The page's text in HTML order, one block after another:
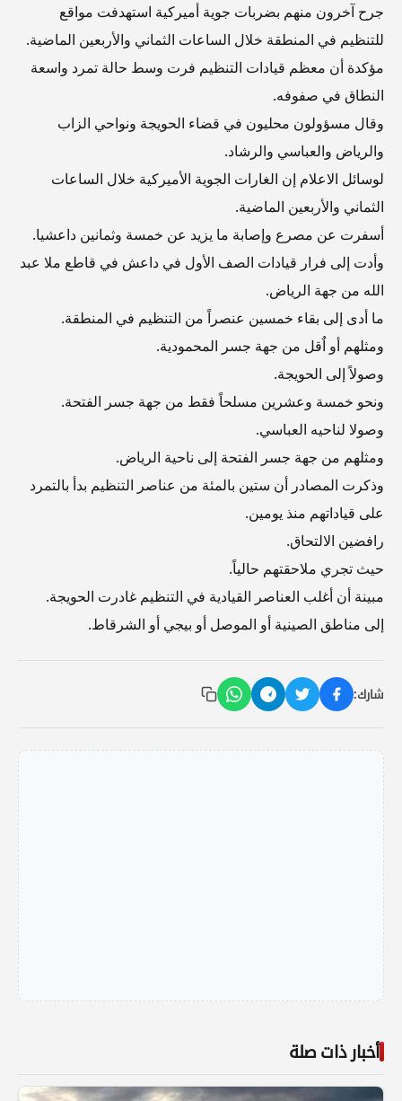
جرح آخرون منهم بضربات جوية أميركية استهدفت مواقع
للتنظيم في المنطقة خلال الساعات الثماني والأربعين الماضية.
مؤكدة أن معظم قيادات التنظيم فرت وسط حالة تمرد واسعة
النطاق في صفوفه.
وقال مسؤولون محليون في قضاء الحويجة ونواحي الزاب
والرياض والعباسي والرشاد.
لوسائل الاعلام إن الغارات الجوية الأميركية خلال الساعات
الثماني والأربعين الماضية.
أسفرت عن مصرع وإصابة ما يزيد عن خمسة وثمانين داعشيا.
وأدت إلى فرار قيادات الصف الأول في داعش في قاطع ملا عبد
الله من جهة الرياض.
ما أدى إلى بقاء خمسين عنصراً من التنظيم في المنطقة.
ومثلهم أو اٌقل من جهة جسر المحمودية.
وصولاً إلى الحويجة.
ونحو خمسة وعشرين مسلحاً فقط من جهة جسر الفتحة.
وصولا لناحيه العباسي.
ومثلهم من جهة جسر الفتحة إلى ناحية الرياض.
وذكرت المصادر أن ستين بالمئة من عناصر التنظيم بدأ بالتمرد
على قياداتهم منذ يومين.
رافضين الالتحاق.
حيث تجري ملاحقتهم حالياً.
مبينة أن أغلب العناصر القيادية في التنظيم غادرت الحويجة.
إلى مناطق الصينية أو الموصل أو بيجي أو الشرقاط.
شارك:
أخبار ذات صلة